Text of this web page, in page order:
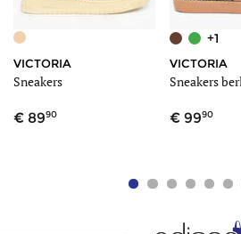
VICTORIA
Sneakers
8990
+1
VICTORIA
Sneakers
9990